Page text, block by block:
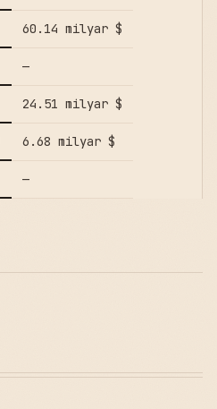
60.14 milyar $
—
24.51 milyar $
6.68 milyar $
—